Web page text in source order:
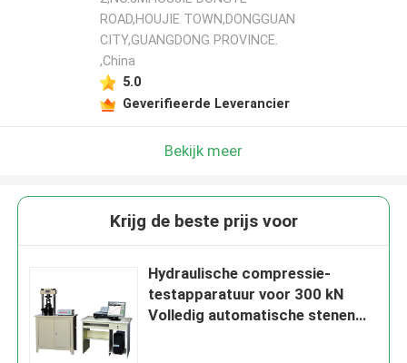
ROAD,HOUJIE TOWN,DONGGUAN
CITY,GUANGDONG PROVINCE.
,China
5.0
Geverifieerde Leverancier
Bekijk meer
Krijg de beste prijs voor
Hydraulische compressie-
testapparatuur voor 300 kN
Volledig automatische stenen